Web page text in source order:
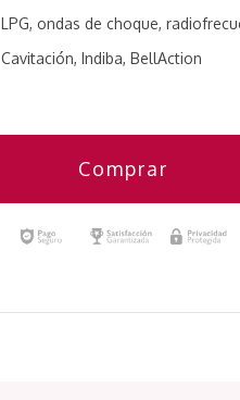
LPG, ondas de choque,
Cavitación, Indiba, BellAction
Comprar